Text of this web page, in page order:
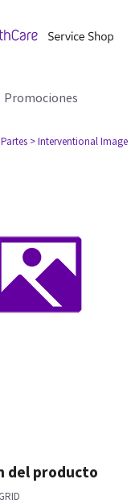
Promociones
> Interventional Image
del producto